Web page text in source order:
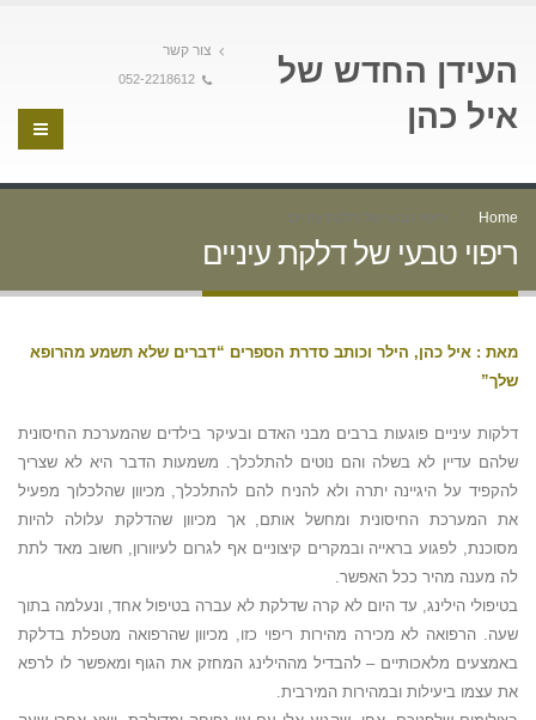
העידן החדש של
איל כהן
צור קשר
052-2218612
Home ריפוי טבעי של דלקת עיניים
ריפוי טבעי של דלקת עיניים
מאת : איל כהן, הילר וכותב סדרת הספרים “דברים שלא תשמע מהרופא
שלך”
דלקות עיניים פוגעות ברבים מבני האדם ובעיקר בילדים שהמערכת החיסונית
שלהם עדיין לא בשלה והם נוטים להתלכלך. משמעות הדבר היא לא שצריך
להקפיד על היגיינה יתרה ולא להניח להם להתלכלך, מכיוון שהלכלוך מפעיל
את המערכת החיסונית ומחשל אותם, אך מכיוון שהדלקת עלולה להיות
מסוכנת, לפגוע בראייה ובמקרים קיצוניים אף לגרום לעיוורון, חשוב מאד לתת
לה מענה מהיר ככל האפשר.
בטיפולי הילינג, עד היום לא קרה שדלקת לא עברה בטיפול אחד, ונעלמה בתוך
שעה. הרפואה לא מכירה מהירות ריפוי כזו, מכיוון שהרפואה מטפלת בדלקת
באמצעים מלאכותיים – להבדיל מההילינג המחזק את הגוף ומאפשר לו לרפא
את עצמו ביעילות ובמהירות המירבית.